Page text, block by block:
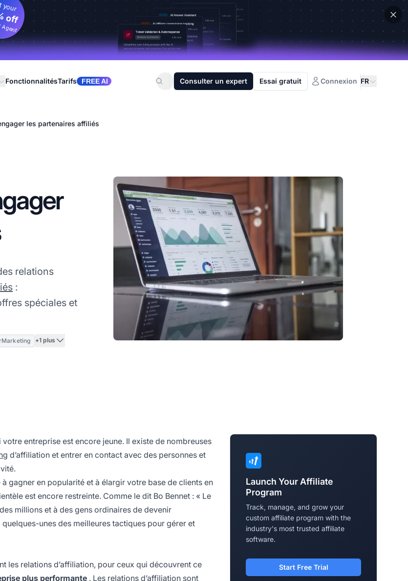
your
off
FonctionnalitésTarifs FREE AI Consulter un expert Essai gratuit Connexion FR
les partenaires affiliés
relations
:
spéciales et
+1 plus
entreprise est encore jeune. Il existe de nombreuses
d’affiliation et entrer en contact avec des personnes et
gagner en popularité et à élargir votre base de clients en
est encore restreinte. Comme le dit Bo Bennet : « Le
millions et à des gens ordinaires de devenir
unes des meilleures tactiques pour gérer et
les relations d’affiliation, pour ceux qui découvrent ce
plus performante . Les relations d’affiliation sont
Launch Your Affiliate
Program
Track, manage, and grow your
custom affiliate program with the
industry's most trusted affiliate
software.
Start Free Trial